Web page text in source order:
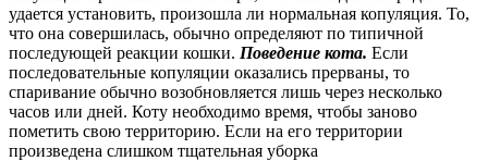
удается установить, произошла ли нормальная копуляция. То,
что она совершилась, обычно определяют по типичной
последующей реакции кошки. Поведение кота. Если
последовательные копуляции оказались прерваны, то
спаривание обычно возобновляется лишь через несколько
часов или дней. Коту необходимо время, чтобы заново
пометить свою территорию. Если на его территории
произведена слишком тщательная уборка